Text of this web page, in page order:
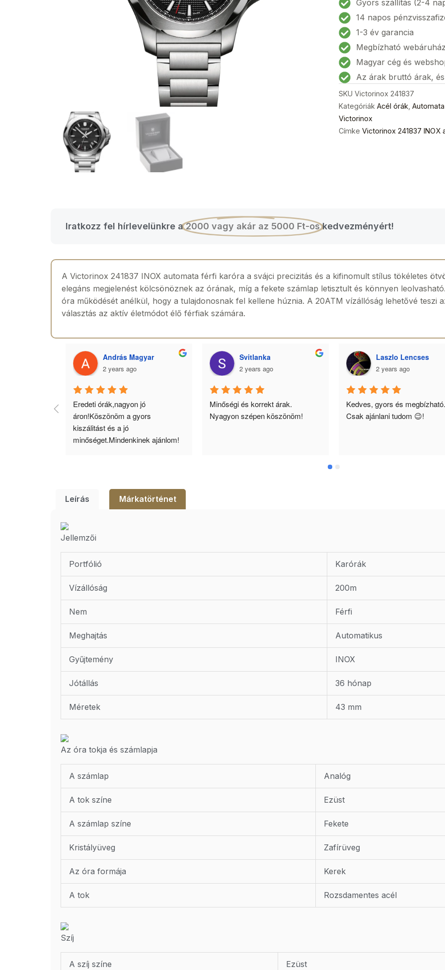
Férfi
karóra
43mm
20ATM
mennyiség
Gyors szállítás (2-4
14 napos
1-3 év garancia
Megbízható webáruház
Magyar cég és
Az árak bruttó árak,
SKU Victorinox 241837
Kategóriák Acél órák
Victorinox
Címke Victorinox 241837 INOX
Iratkozz fel hírlevelünkre a2000 vagy akár az 5000 Ft-os kedvezményért!
A Victorinox 241837 INOX automata férfi karóra a svájci precizitás és a kifinomult stílus tökéletes
elegáns megjelenést kölcsönöznek az órának, míg a fekete számlap letisztult és könnyen
óra működését anélkül, hogy a tulajdonosnak fel kellene húznia. A 20ATM vízállóság lehetővé teszi
választás az aktív életmódot élő férfiak számára.
András Magyar
2 years ago
Eredeti órák,nagyon jó
áron!Köszönöm a gyors
kiszálitást és a jó
minőséget.Mindenkinek ajánlom!
Svitlanka
2 years ago
Minőségi és korrekt árak.
Nyagyon szépen köszönöm!
Laszlo Lencses
2 years ago
Kedves, gyors és megbízható.
Csak ajánlani tudom 😉!
Leírás Márkatörténet
Jellemzői
Portfólió Karórák
Vízállóság 200m
Nem Férfi
Meghajtás Automatikus
Gyűjtemény INOX
Jótállás 36 hónap
Méretek 43 mm
Az óra tokja és számlapja
A számlap Analóg
A tok színe Ezüst
A számlap színe Fekete
Kristályüveg Zafírüveg
Az óra formája Kerek
A tok Rozsdamentes acél
Szíj
A szíj színe Ezüst